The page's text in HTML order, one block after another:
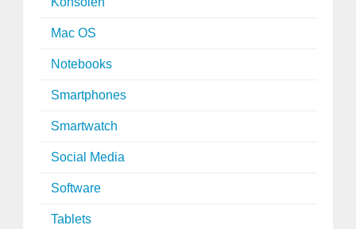
Mac OS
Notebooks
Smartphones
Smartwatch
Social Media
Software
Tablets